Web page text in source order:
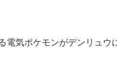
電気ポケモンがデンリュウ